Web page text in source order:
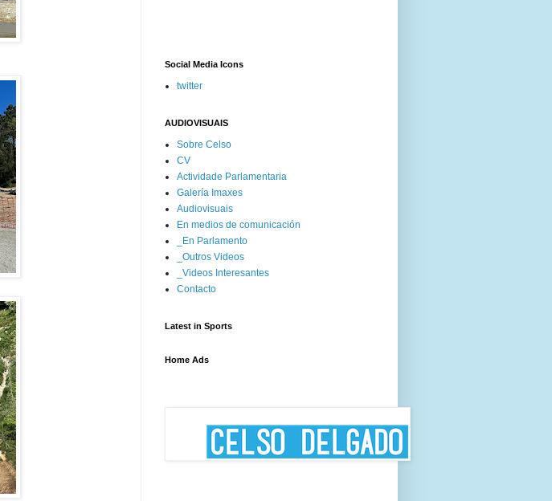
Social Media Icons
twitter
AUDIOVISUAIS
Sobre Celso
CV
Actividade Parlamentaria
Galería Imaxes
Audiovisuais
En medios de comunicación
_En Parlamento
_Outros Videos
_Videos Interesantes
Contacto
Latest in Sports
Home Ads